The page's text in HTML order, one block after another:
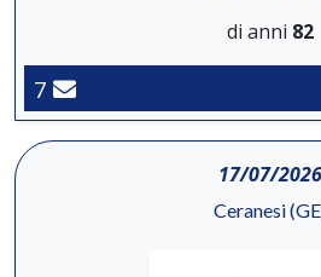
di anni 82
7
17/07/2026
Ceranesi